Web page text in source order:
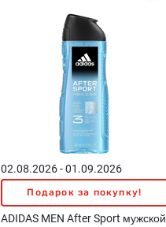
02.08.2026 - 01.09.2026
Подарок за покупку!
ADIDAS MEN After Sport мужской